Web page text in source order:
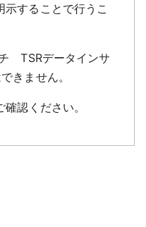
示することで行うこ
TSRデータインサ
きません。
確認ください。